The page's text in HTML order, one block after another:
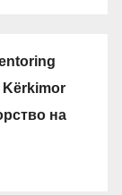
Kërkimor
на